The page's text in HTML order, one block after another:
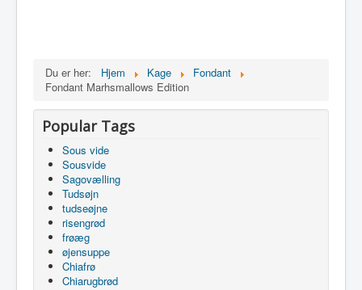
Du er her: Hjem Kage
Fondant
Fondant Marhsmallows Edition
Popular Tags
Sous vide
Sousvide
Sagovælling
Tudsøjn
tudseøjne
risengrød
frøæg
øjensuppe
Chiafrø
Chiarugbrød